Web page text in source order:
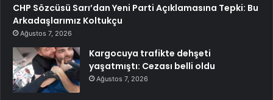
CHP Sözcüsü Sarı’dan Yeni Parti Açıklamasına Tepki: Bu
Arkadaşlarımız Koltukçu
Ağustos 7, 2026
Kargocuya trafikte dehşeti
yaşatmıştı: Cezası belli oldu
Ağustos 7, 2026